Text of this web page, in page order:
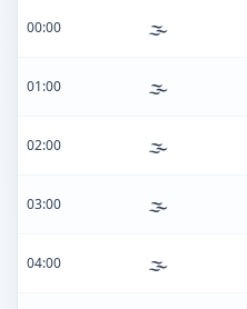
00:00 🌫️
01:00 🌫️
02:00 🌫️
03:00 🌫️
04:00 🌫️